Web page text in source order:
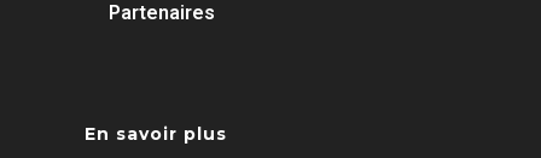
Partenaires
En savoir plus